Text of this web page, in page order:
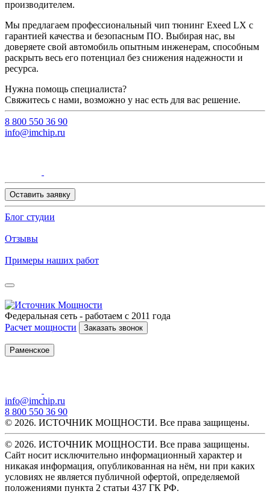
производителем.
Мы предлагаем профессиональный чип тюнинг Exeed LX с
гарантией качества и безопасным ПО. Выбирая нас, вы
доверяете свой автомобиль опытным инженерам, способным
раскрыть весь его потенциал без снижения надежности и
ресурса.
Нужна помощь специалиста?
Свяжитесь с нами, возможно у нас есть для вас решение.
8 800 550 36 90
info@imchip.ru
Оставить заявку
Блог студии
Отзывы
Примеры наших работ
Федеральная сеть - работаем с 2011 года
Расчет мощности
Заказать звонок
Раменское
info@imchip.ru
8 800 550 36 90
© 2026. ИСТОЧНИК МОЩНОСТИ. Все права защищены.
© 2026. ИСТОЧНИК МОЩНОСТИ. Все права защищены.
Сайт носит исключительно информационный характер и
никакая информация, опубликованная на нём, ни при каких
условиях не является публичной офертой, определяемой
положениями пункта 2 статьи 437 ГК РФ.